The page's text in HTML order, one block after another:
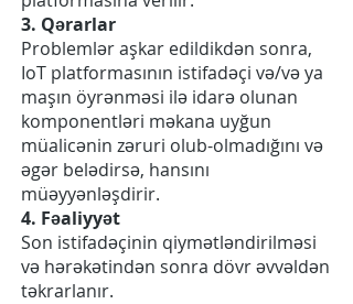
3. Qərarlar
Problemlər aşkar edildikdən sonra,
IoT platformasının istifadəçi və/və ya
maşın öyrənməsi ilə idarə olunan
komponentləri məkana uyğun
müalicənin zəruri olub-olmadığını və
əgər belədirsə, hansını
müəyyənləşdirir.
4. Fəaliyyət
Son istifadəçinin qiymətləndirilməsi
və hərəkətindən sonra dövr əvvəldən
təkrarlanır.